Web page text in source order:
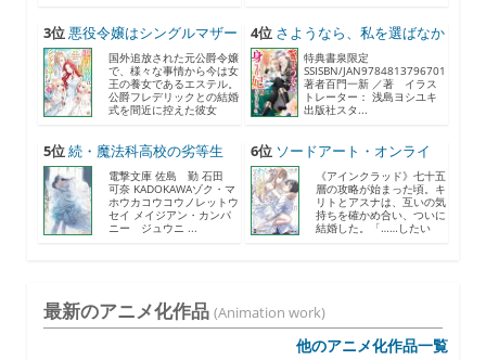
3位悪役令嬢はシングルマザー
に...
国外追放された元公爵令嬢
で、様々な事情から今は女
王の養女であるエステル。
公爵フレデリックとの結婚
式を間近に控えた彼女
4位 さようなら、私を選ばなか
っ...
特典書泉限定
SSISBN/JAN9784813796701
著者百門一新 ／著 イラス
トレーター： 浅島ヨシユキ
出版社スタ...
5位続・魔法科高校の劣等生
メ...
電撃文庫 佐島 勤 石田
可奈 KADOKAWAゾク・マ
ホウカコウコウノレットウ
セイ メイジアン・カンパ
ニー ジュウニ ...
6位 ソードアート・オンライ
ン ...
《アインクラッド》七十五
層の攻略が始まった頃。キ
リトとアスナは、互いの気
持ちを確かめ合い、ついに
結婚した。「……したい
最新のアニメ化作品 (Animation work)
他のアニメ化作品一覧